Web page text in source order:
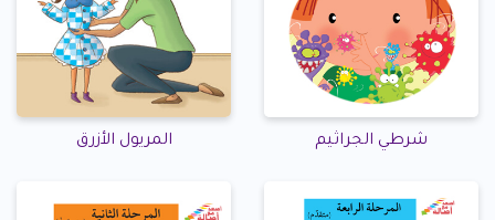
شرطي الجراثيم المريول الأزرق